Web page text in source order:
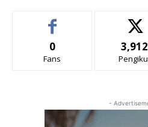
0
Fans
3,912
-